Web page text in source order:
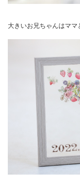
大きいお兄ちゃんはママ